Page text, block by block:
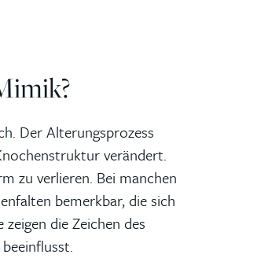
Der Alterungsprozess
verändert.
zu verlieren. Bei manchen
bemerkbar, die sich
die Zeichen des